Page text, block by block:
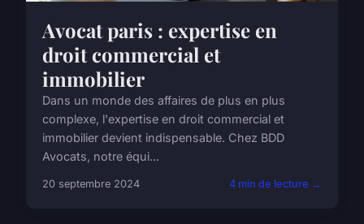
Avocat paris : expertise en
droit commercial et
immobilier
Dans un monde des affaires de plus en plus
complexe, l'expertise en droit commercial et
immobilier devient indispensable. Chez BDD
Avocats, notre équi...
20 septembre 2024 4 min de lecture →